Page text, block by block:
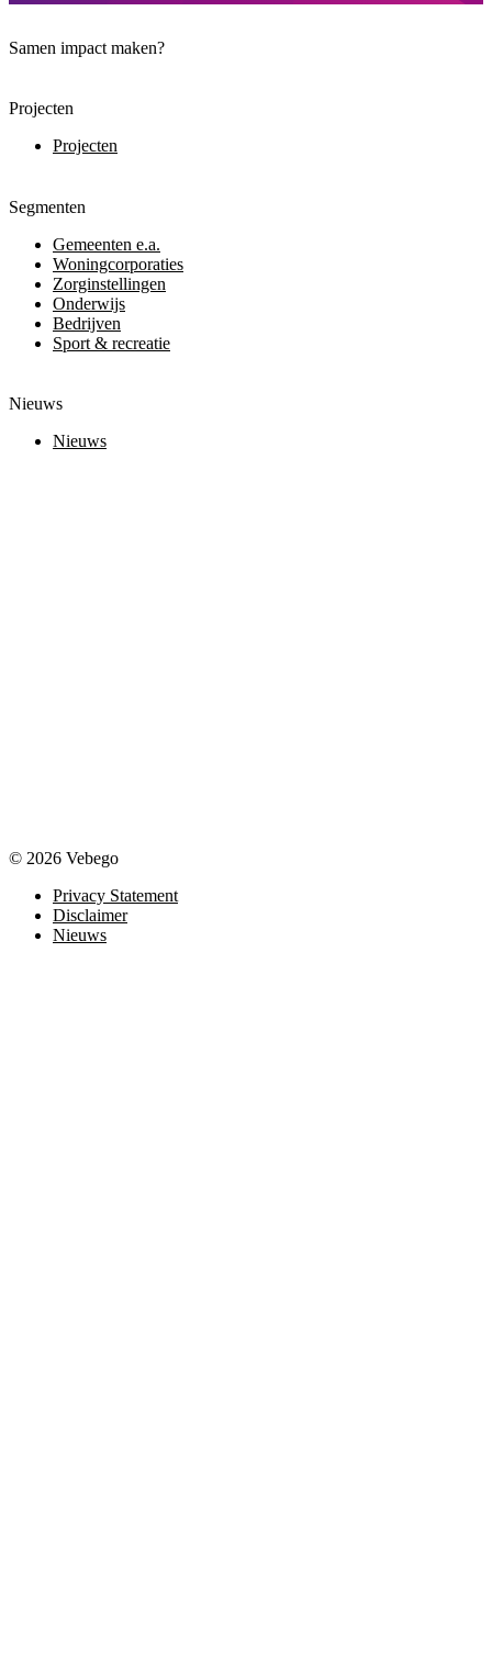
Samen impact maken?
Projecten
Projecten
Segmenten
Gemeenten e.a.
Woningcorporaties
Zorginstellingen
Onderwijs
Bedrijven
Sport & recreatie
Nieuws
Nieuws
© 2026 Vebego
Privacy Statement
Disclaimer
Nieuws